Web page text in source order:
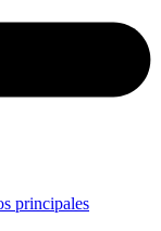
principales